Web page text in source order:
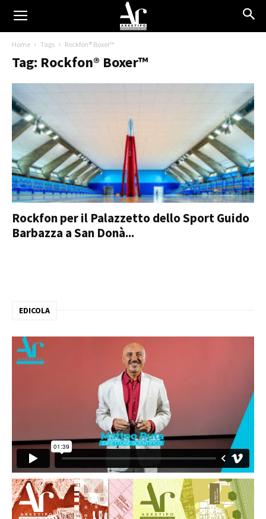
Home Tags Rockfon® Boxer™
Tag: Rockfon® Boxer™
Rockfon per il Palazzetto dello Sport Guido
Barbazza a San Donà...
EDICOLA